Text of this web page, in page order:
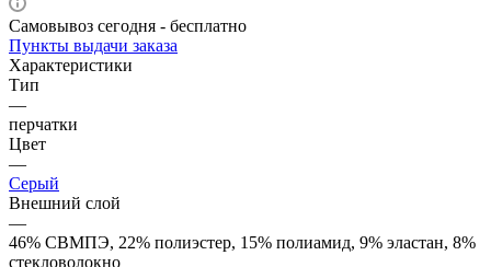
Самовывоз сегодня - бесплатно
Пункты выдачи заказа
Характеристики
Тип
—
перчатки
Цвет
—
Серый
Внешний слой
—
46% СВМПЭ, 22% полиэстер, 15% полиамид, 9% эластан, 8%
стекловолокно